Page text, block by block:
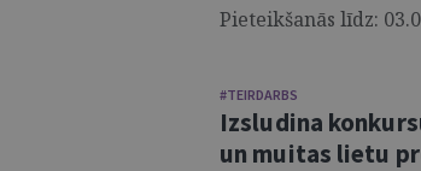
Pieteikšanās līdz:
#TEIRDARBS
Izsludina
un muitas lietu